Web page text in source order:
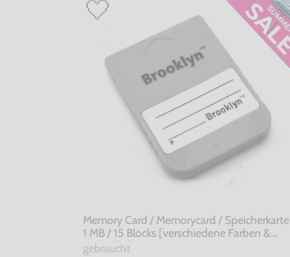
Memory Card / Memorycard / Speicherkarte
1 MB / 15 Blocks [verschiedene Farben &
Hersteller]
gebraucht